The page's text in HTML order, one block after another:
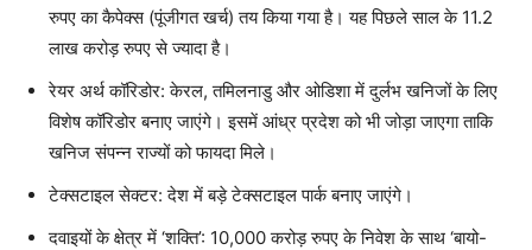
रुपए का कैपेक्स (पूंजीगत खर्च) तय किया गया है। यह पिछले साल के 11.2
लाख करोड़ रुपए से ज्यादा है।
रेयर अर्थ कॉरिडोर: केरल, तमिलनाडु और ओडिशा में दुर्लभ खनिजों के लिए
विशेष कॉरिडोर बनाए जाएंगे। इसमें आंध्र प्रदेश को भी जोड़ा जाएगा ताकि
खनिज संपन्न राज्यों को फायदा मिले।
टेक्सटाइल सेक्टर: देश में बड़े टेक्सटाइल पार्क बनाए जाएंगे।
दवाइयों के क्षेत्र में ‘शक्ति’: 10,000 करोड़ रुपए के निवेश के साथ ‘बायो-